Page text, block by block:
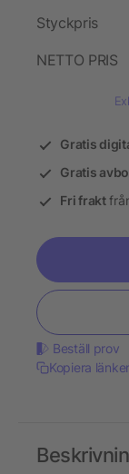
Styckpris
NETTO PRIS
Gratis
Gratis
Fri frakt
Beställ prov
Kopiera